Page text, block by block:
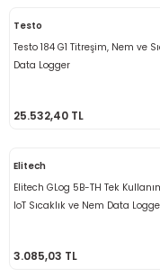
Testo
Testo 184 G1 Titreşim, Nem ve
Data Logger
25.532,40 TL
Elitech
Elitech GLog 5B-TH Tek
IoT Sıcaklık ve Nem Data
3.085,03 TL